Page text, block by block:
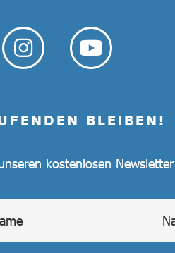
BLEIBEN!
kostenlosen